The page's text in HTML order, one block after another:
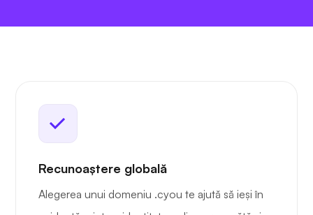
Recunoaștere globală
Alegerea unui domeniu .cyou te ajută să ieși în